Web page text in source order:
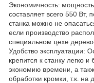
Экономичность: мощность
составляет всего 550 Вт,
станка можно не
если производство
специальном цехе
Удобство эксплуатации:
крепится к станку легко
экономию времени, а
обработки кромки, т.к. на